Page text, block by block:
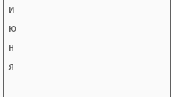
и
ю
н
я